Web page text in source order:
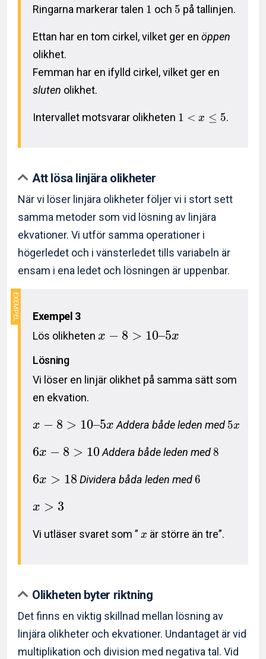
Ringarna markerar talen 1 och 5 på tallinjen.
Ettan har en tom cirkel, vilket ger en öppen
olikhet.
Femman har en ifylld cirkel, vilket ger en
sluten olikhet.
Intervallet motsvarar olikheten 1 < x ≤ 5.
Att lösa linjära olikheter
När vi löser linjära olikheter följer vi i stort sett
samma metoder som vid lösning av linjära
ekvationer. Vi utför samma operationer i
högerledet och i vänsterledet tills variabeln är
ensam i ena ledet och lösningen är uppenbar.
Exempel 3
Lös olikheten x − 8 > 10–5x
Lösning
Vi löser en linjär olikhet på samma sätt som
en ekvation.
x − 8 > 10–5x Addera både leden med 5x
6x − 8 > 10Addera både leden med8
6x > 18 Dividera båda leden med6
x > 3
Vi utläser svaret som ” x är större än tre”.
Olikheten byter riktning
Det finns en viktig skillnad mellan lösning av
linjära olikheter och ekvationer. Undantaget är vid
multiplikation och division med negativa tal. Vid